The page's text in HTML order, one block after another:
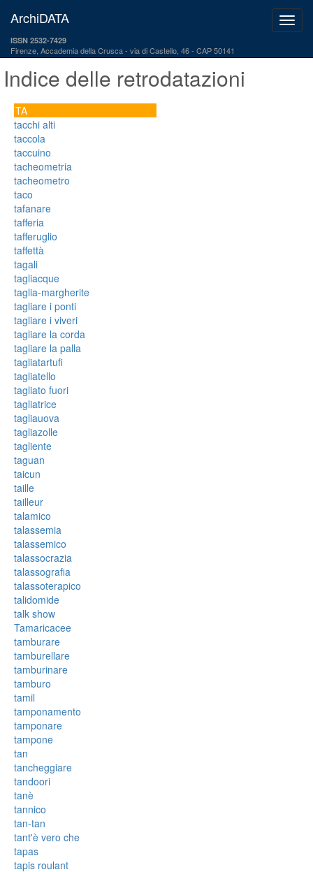
ArchiDATA
ISSN 2532-7429
Firenze, Accademia della Crusca via di Castello, 46 - CAP 50141
Indice delle retrodatazioni
TA
tacchi alti
taccola
taccuino
tacheometria
tacheometro
taco
tafanare
tafferia
tafferuglio
taffettà
tagali
tagliacque
taglia-margherite
tagliare i ponti
tagliare i viveri
tagliare la corda
tagliare la palla
tagliatartufi
tagliatello
tagliato fuori
tagliatrice
tagliauova
tagliazolle
tagliente
taguan
taicun
taille
tailleur
talamico
talassemia
talassemico
talassocrazia
talassografia
talassoterapico
talidomide
talk show
Tamaricacee
tamburare
tamburellare
tamburinare
tamburo
tamil
tamponamento
tamponare
tampone
tan
tancheggiare
tandoori
tanè
tannico
tan-tan
tant'è vero che
tapas
tapis roulant